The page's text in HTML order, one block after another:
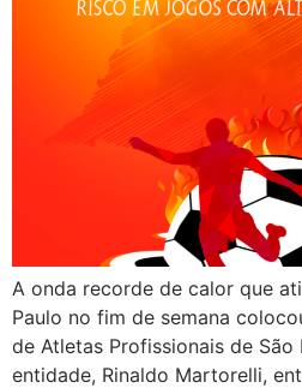
A onda recorde de calor que
Paulo no fim de semana
de Atletas Profissionais de São
entidade, Rinaldo Martorelli,